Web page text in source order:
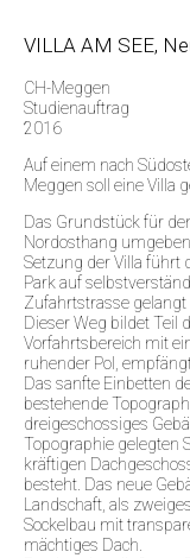
VILLA AM SEE,
CH-Meggen
Studienauftrag
2016
Auf einem nach
Meggen soll eine Villa
Das Grundstück für
Nordosthang
Setzung der Villa führt
Park auf
Zufahrtstrasse gelangt
Dieser Weg bildet Teil
Vorfahrtsbereich mit
ruhender Pol,
Das sanfte Einbetten
bestehende
dreigeschossiges
Topographie gelegten
kräftigen
besteht. Das neue
Landschaft, als
Sockelbau mit
mächtiges Dach.